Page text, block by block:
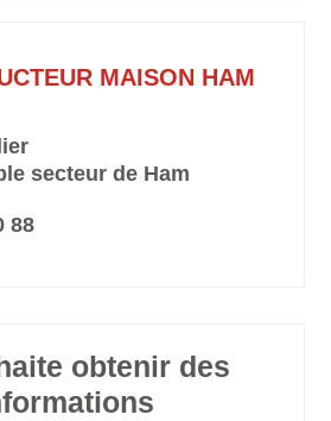
MAISON HAM
secteur de Ham
88
obtenir des